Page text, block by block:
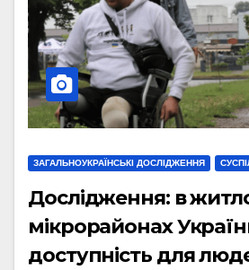
ЗАГАЛЬНОУКРАЇНСЬКІ ДОСЛІДЖЕННЯ
Дослідження: в
мікрорайонах
доступність для